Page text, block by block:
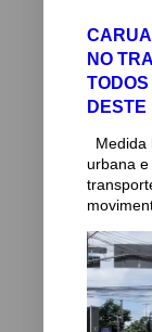
NO
DESTE
Medida
urbana